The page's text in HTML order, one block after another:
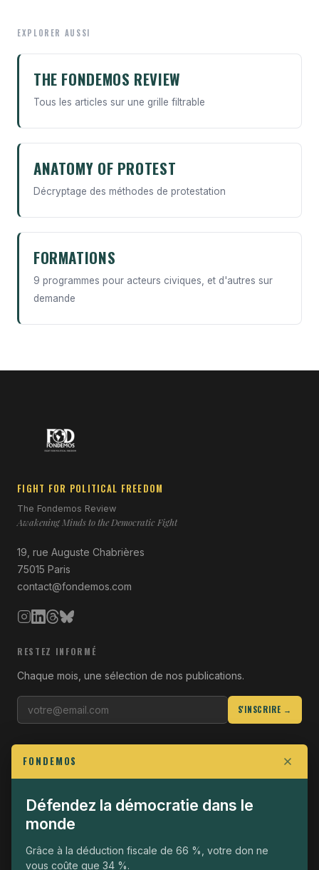
EXPLORER AUSSI
THE FONDEMOS REVIEW
Tous les articles sur une grille filtrable
ANATOMY OF PROTEST
Décryptage des méthodes de protestation
FORMATIONS
9 programmes pour acteurs civiques, et d'autres sur
demande
FIGHT FOR POLITICAL FREEDOM
The Fondemos Review
Awakening Minds to the Democratic Fight
19, rue Auguste Chabrières
75015 Paris
contact@fondemos.com
RESTEZ INFORMÉ
Chaque mois, une sélection de nos publications.
S'INSCRIRE →
Qui sommes-nous
Join the Fight
Opérationnel
The Fondemos Review
FONDEMOS
Défendez la démocratie dans le
monde
Grâce à la déduction fiscale de 66 %, votre don ne
vous coûte que 34 %.